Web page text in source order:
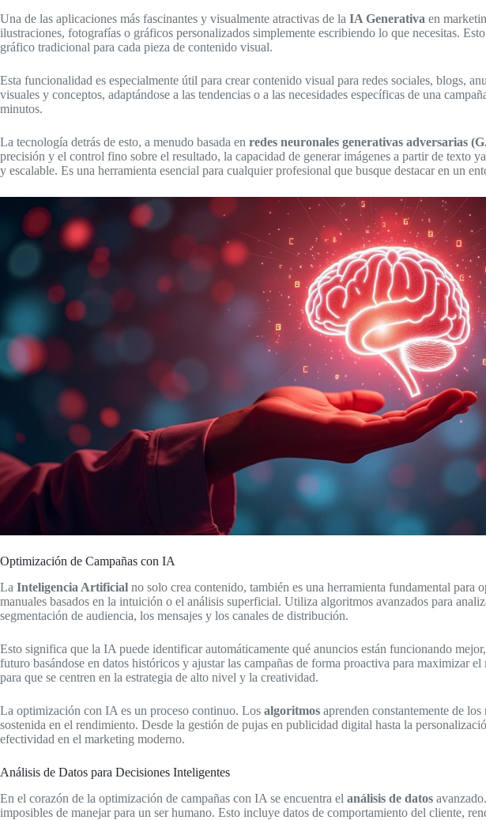
Una de las aplicaciones más fascinantes y visualmente atractivas de la IA Generativa en
ilustraciones, fotografías o gráficos personalizados simplemente escribiendo lo que necesitas.
gráfico tradicional para cada pieza de contenido visual.
Esta funcionalidad es especialmente útil para crear contenido visual para redes sociales, blogs,
visuales y conceptos, adaptándose a las tendencias o a las necesidades específicas de una
minutos.
La tecnología detrás de esto, a menudo basada en redes neuronales generativas adversarias
precisión y el control fino sobre el resultado, la capacidad de generar imágenes a partir de texto
y escalable. Es una herramienta esencial para cualquier profesional que busque destacar en un
Optimización de Campañas con IA
La Inteligencia Artificial no solo crea contenido, también es una herramienta fundamental
manuales basados en la intuición o el análisis superficial. Utiliza algoritmos avanzados para
segmentación de audiencia, los mensajes y los canales de distribución.
Esto significa que la IA puede identificar automáticamente qué anuncios están funcionando
futuro basándose en datos históricos y ajustar las campañas de forma proactiva para maximizar el
para que se centren en la estrategia de alto nivel y la creatividad.
La optimización con IA es un proceso continuo. Los algoritmos aprenden constantemente de
sostenida en el rendimiento. Desde la gestión de pujas en publicidad digital hasta la
efectividad en el marketing moderno.
Análisis de Datos para Decisiones Inteligentes
En el corazón de la optimización de campañas con IA se encuentra el análisis de datos
imposibles de manejar para un ser humano. Esto incluye datos de comportamiento del cliente,